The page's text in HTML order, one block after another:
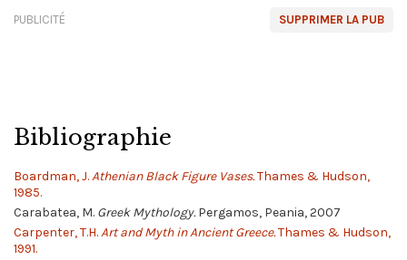
SUPPRIMER LA PUB
PUBLICITÉ
Bibliographie
Boardman, J.Athenian Black Figure Vases.Thames & Hudson,
1985.
Carabatea, M. Greek Mythology.Pergamos, Peania, 2007
Carpenter, T.H.Art and Myth in Ancient Greece.Thames & Hudson,
1991.